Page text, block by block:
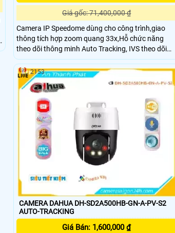
Giá gốc: 71,400,000 ₫
Camera IP Speedome dùng cho công trình,giao
thông tích hợp zoom quang 33x,Hỗ chức năng
theo dõi thông minh Auto Tracking, IVS theo dõi
tuần tra an ninh
CAMERA DAHUA DH-SD2A500HB-GN-A-PV-S2
AUTO-TRACKING
Giá Bán: 1,600,000 ₫
2153